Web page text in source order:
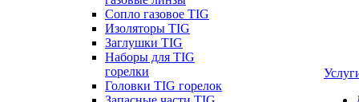
Сопло газовое TIG
Изоляторы TIG
Заглушки TIG
Наборы для TIG
горелки
Головки TIG горелок